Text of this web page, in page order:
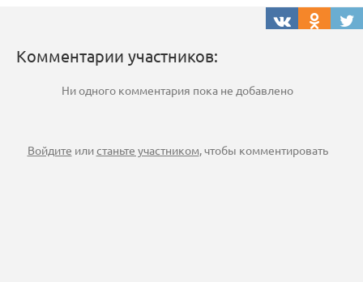
Комментарии участников:
Ни одного комментария пока не добавлено
Войдите илистаньте участником, чтобы комментировать